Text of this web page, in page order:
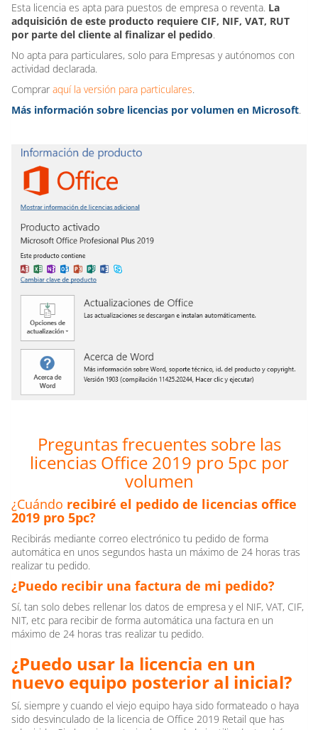
Esta licencia es apta para puestos de empresa o reventa. La
adquisición de este producto requiere CIF, NIF, VAT, RUT
por parte del cliente al finalizar el pedido.
No apta para particulares, solo para Empresas y autónomos con
actividad declarada.
Comprar aquí la versión para particulares.
Más información sobre licencias por volumen en Microsoft.
Preguntas frecuentes sobre las
licencias Office 2019 pro 5pc por
volumen
¿Cuándo recibiré el pedido de licencias office
2019 pro 5pc?
Recibirás mediante correo electrónico tu pedido de forma
automática en unos segundos hasta un máximo de 24 horas tras
realizar tu pedido.
¿Puedo recibir una factura de mi pedido?
Sí, tan solo debes rellenar los datos de empresa y el NIF, VAT, CIF,
NIT, etc para recibir de forma automática una factura en un
máximo de 24 horas tras realizar tu pedido.
¿Puedo usar la licencia en un
nuevo equipo posterior al inicial?
Sí, siempre y cuando el viejo equipo haya sido formateado o haya
sido desvinculado de la licencia de Office 2019 Retail que has